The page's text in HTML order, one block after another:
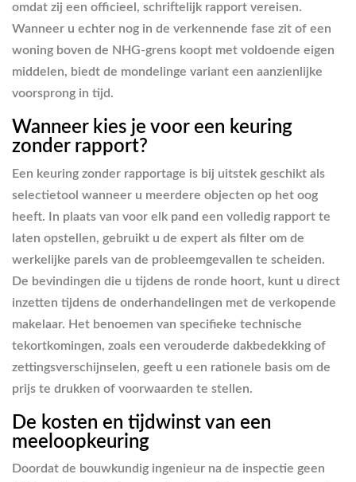
omdat zij een officieel, schriftelijk rapport vereisen.
Wanneer u echter nog in de verkennende fase zit of een
woning boven de NHG-grens koopt met voldoende eigen
middelen, biedt de mondelinge variant een aanzienlijke
voorsprong in tijd.
Wanneer kies je voor een keuring
zonder rapport?
Een keuring zonder rapportage is bij uitstek geschikt als
selectietool wanneer u meerdere objecten op het oog
heeft. In plaats van voor elk pand een volledig rapport te
laten opstellen, gebruikt u de expert als filter om de
werkelijke parels van de probleemgevallen te scheiden.
De bevindingen die u tijdens de ronde hoort, kunt u direct
inzetten tijdens de onderhandelingen met de verkopende
makelaar. Het benoemen van specifieke technische
tekortkomingen, zoals een verouderde dakbedekking of
zettingsverschijnselen, geeft u een rationele basis om de
prijs te drukken of voorwaarden te stellen.
De kosten en tijdwinst van een
meeloopkeuring
Doordat de bouwkundig ingenieur na de inspectie geen